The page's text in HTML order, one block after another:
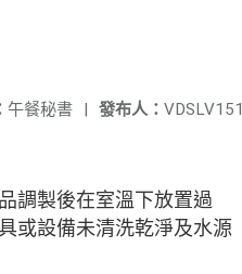
發布人： VDSLV151
午餐秘書 |
調製後在室溫下放置過
或設備未清洗乾淨及水源